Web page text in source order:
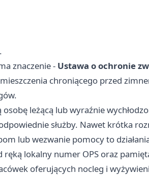
znaczenie - Ustawa o ochronie
chroniącego przed
leżącą lub wyraźnie
służby. Nawet krótka
lub wezwanie pomocy to
lokalny numer OPS oraz
oferujących nocleg i